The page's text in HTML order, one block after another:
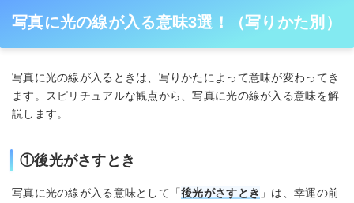
写真に光の線が入る意味3選！（写りかた別）
写真に光の線が入るときは、写りかたによって意味が変わってき
ます。スピリチュアルな観点から、写真に光の線が入る意味を解
説します。
①後光がさすとき
写真に光の線が入る意味として「後光がさすとき 」は、幸運の前